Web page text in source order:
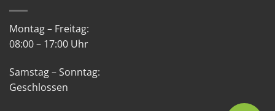
Montag – Freitag:
08:00 – 17:00 Uhr
Samstag – Sonntag:
Geschlossen